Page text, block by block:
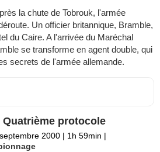
la chute de Tobrouk, l'armée
Un officier britannique, Bramble,
du Caire. A l'arrivée du Maréchal
se transforme en agent double, qui
secrets de l'armée allemande.
Quatrième protocole
2000 | 1h 59min |